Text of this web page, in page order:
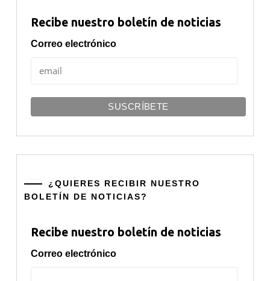
Recibe nuestro boletín de noticias
Correo electrónico
¿QUIERES RECIBIR NUESTRO
BOLETÍN DE NOTICIAS?
Recibe nuestro boletín de noticias
Correo electrónico